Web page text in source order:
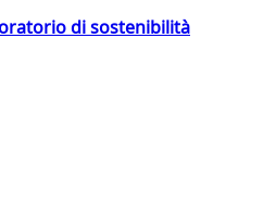
di sostenibilità